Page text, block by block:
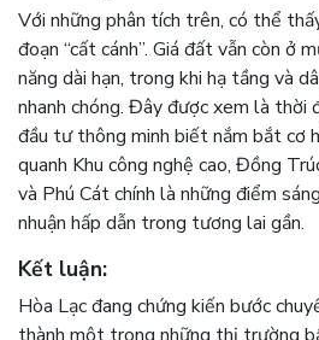
Với những phân tích trên, có thể
đoạn “cất cánh”. Giá đất vẫn còn ở
năng dài hạn, trong khi hạ tầng và
nhanh chóng. Đây được xem là thời
đầu tư thông minh biết nắm bắt cơ
quanh Khu công nghệ cao, Đồng
và Phú Cát chính là những điểm
nhuận hấp dẫn trong tương lai gần.
Kết luận:
Hòa Lạc đang chứng kiến bước
thành một trong những thị trường